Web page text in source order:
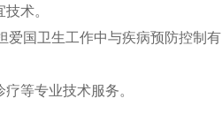
术。
爱国卫生工作中与疾病预防控制有
等专业技术服务。